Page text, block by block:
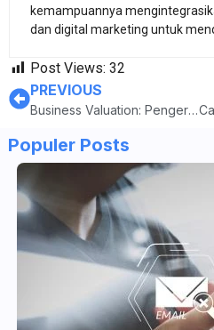
kemampuannya
dan digital marketing untuk
Post Views: 32
PREVIOUS
Business Valuation: Pengertian, Manfaat, dan Metodenya
Populer Posts